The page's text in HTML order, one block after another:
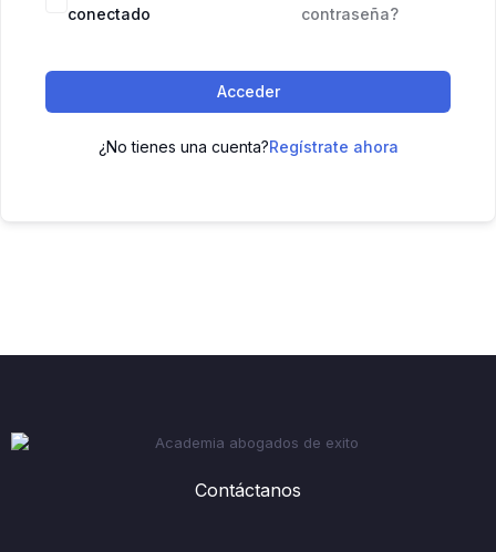
conectado
contraseña?
Acceder
¿No tienes una cuenta?Regístrate ahora
Contáctanos